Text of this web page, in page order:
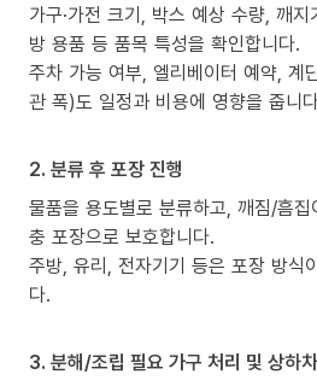
가구·가전 크기, 박스 예상 수량, 깨지
방 용품 등 품목 특성을 확인합니다.
주차 가능 여부, 엘리베이터 예약, 계
관 폭)도 일정과 비용에 영향을 줍니
2. 분류 후 포장 진행
물품을 용도별로 분류하고, 깨짐/흠
충 포장으로 보호합니다.
주방, 유리, 전자기기 등은 포장 방식
다.
3. 분해/조립 필요 가구 처리 및 상하차